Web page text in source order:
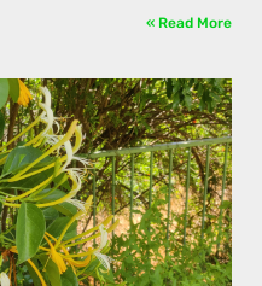
Read More »